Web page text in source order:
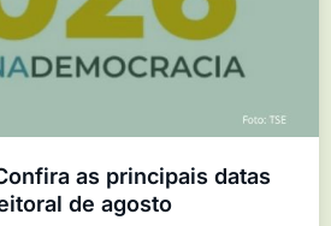
as principais datas
de agosto